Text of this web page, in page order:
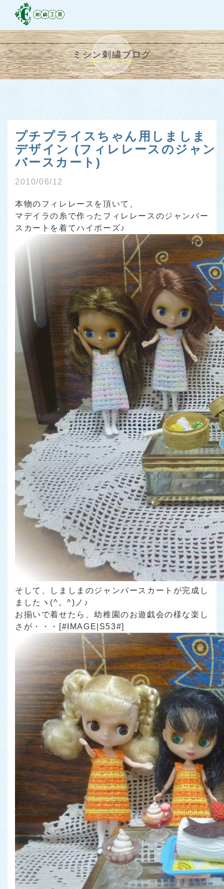
ミシン刺繍ブログ
プチプライスちゃん用しましま
デザイン (フィレレースのジャン
バースカート)
2010/06/12
本物のフィレレースを頂いて、
マデイラの糸で作ったフィレレースのジャンバー
スカートを着てハイポーズ♪
そして、しましまのジャンバースカートが完成し
ましたヽ(^。^)ノ♪
お揃いで着せたら、幼稚園のお遊戯会の様な楽し
さが・・・[#IMAGE|S53#]